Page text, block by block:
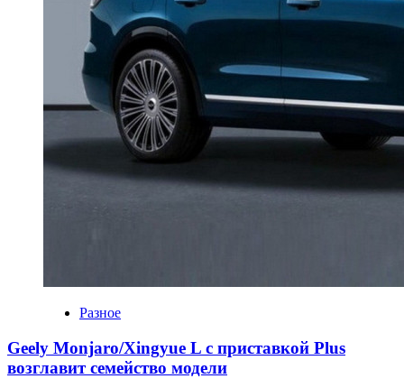
Разное
Geely Monjaro/Xingyue L с приставкой Plus
возглавит семейство модели